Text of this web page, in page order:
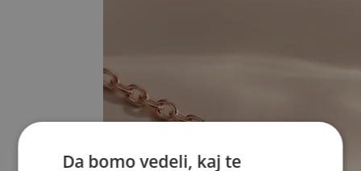
Da bomo vedeli, kaj te